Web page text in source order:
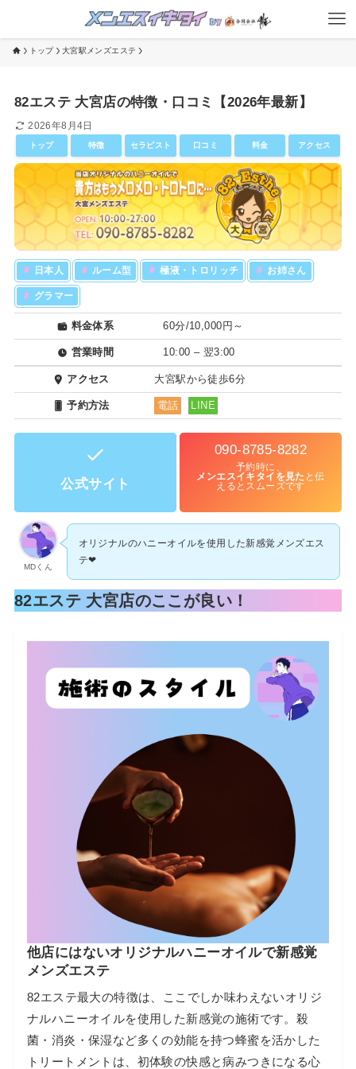
トップ 大宮駅メンズエステ
82エステ 大宮店の特徴・口コミ【2026年最新】
2026年8月4日
トップ 特徴 セラピスト 口コミ 料金 アクセス
＃ 日本人 ＃ ルーム型 ＃極液・トロリッチ ＃ お姉さん
＃ グラマー
料金体系 60分/10,000円～
営業時間 10:00 – 翌3:00
アクセス 大宮駅から徒歩6分
予約方法 電話 LINE
公式サイト
090-8785-8282
予約時に、
メンエスイキタイを見た と伝
えるとスムーズです
MDくん
オリジナルのハニーオイルを使用した新感覚メンズエス
テ❤︎
82エステ 大宮店のここが良い！
他店にはないオリジナルハニーオイルで新感覚
メンズエステ
82エステ最大の特徴は、ここでしか味わえないオリジ
ナルハニーオイルを使用した新感覚の施術です。殺
菌・消炎・保湿など多くの効能を持つ蜂蜜を活かした
トリートメントは、初体験の快感と病みつきになる心